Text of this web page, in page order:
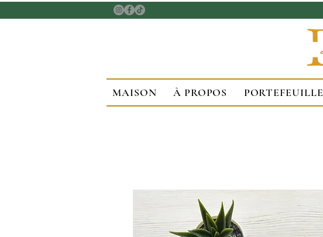
MAISON À PROPOS PORTEFEUILLE